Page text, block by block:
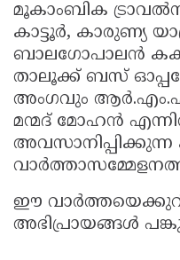
മൂകാംബിക
കാട്ടൂർ, കാരുണ്യ
ബാലഗോപാലൻ
താലൂക്ക് ബസ്
അംഗവും
മന്മദ് മോഹൻ
അവസാനിപ്പിക്കുന്ന
ഈ
അഭിപ്രായങ്ങൾ